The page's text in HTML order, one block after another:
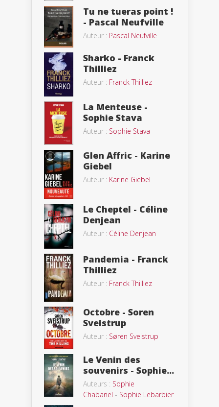
Tu ne tueras point !
- Pascal Neufville
Auteur : Pascal Neufville
Sharko - Franck
Thilliez
Auteur : Franck Thilliez
La Menteuse -
Sophie Stava
Auteur : Sophie Stava
Glen Affric - Karine
Giebel
Auteur : Karine Giebel
Le Cheptel - Céline
Denjean
Auteur : Céline Denjean
Pandemia - Franck
Thilliez
Auteur : Franck Thilliez
Octobre - Soren
Sveistrup
Auteur : Søren Sveistrup
Le Venin des
souvenirs - Sophie...
Auteurs : Sophie
Chabanel - Sophie Lebarbier